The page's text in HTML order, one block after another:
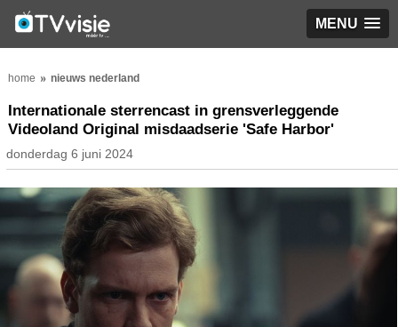
MENU
home nieuws nederland
Internationale sterrencast in grensverleggende
Videoland Original misdaadserie 'Safe Harbor'
donderdag 6 juni 2024